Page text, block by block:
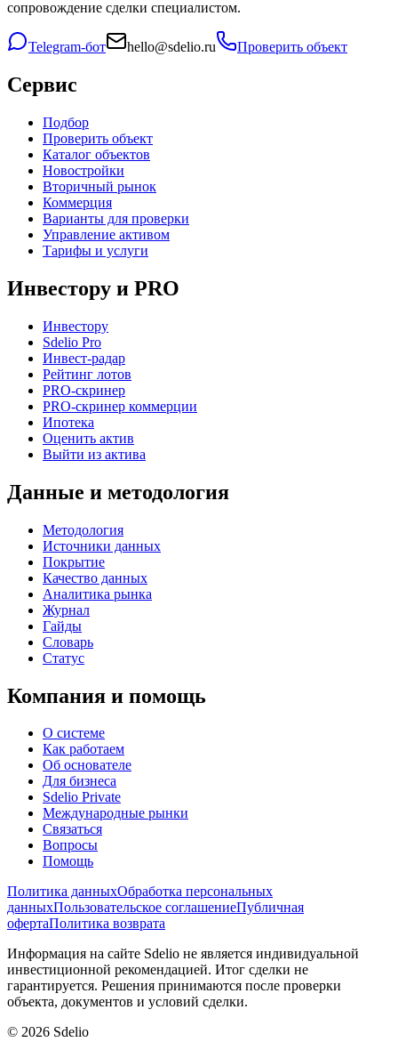
сопровождение сделки специалистом.
Telegram-бот hello@sdelio.ru Проверить объект
Сервис
Подбор
Проверить объект
Каталог объектов
Новостройки
Вторичный рынок
Коммерция
Варианты для проверки
Управление активом
Тарифы и услуги
Инвестору и PRO
Инвестору
Sdelio Pro
Инвест-радар
Рейтинг лотов
PRO-скринер
PRO-скринер коммерции
Ипотека
Оценить актив
Выйти из актива
Данные и методология
Методология
Источники данных
Покрытие
Качество данных
Аналитика рынка
Журнал
Гайды
Словарь
Статус
Компания и помощь
О системе
Как работаем
Об основателе
Для бизнеса
Sdelio Private
Международные рынки
Связаться
Вопросы
Помощь
Политика данныхОбработка персональных
данныхПользовательское соглашениеПубличная
офертаПолитика возврата
Информация на сайте Sdelio не является индивидуальной
инвестиционной рекомендацией. Итог сделки не
гарантируется. Решения принимаются после проверки
объекта, документов и условий сделки.
© 2026 Sdelio